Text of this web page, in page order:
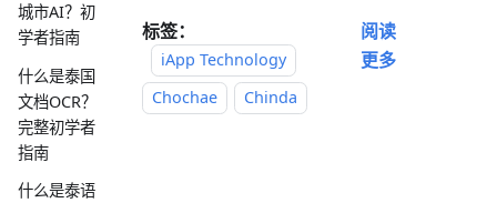
城市AI？初
学者指南
什么是泰国
文档OCR？
完整初学者
指南
什么是泰语
标签：
iApp Technology
Chochae
Chinda
阅读
更多